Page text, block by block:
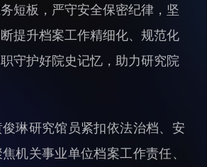
会
要闻播报
合作交流
学术活动
短板，严守安全保密纪律，坚
提升档案工作精细化、规范化
守护好院史记忆，助力研究院
琳研究馆员紧扣依法治档、安
机关事业单位档案工作责任、